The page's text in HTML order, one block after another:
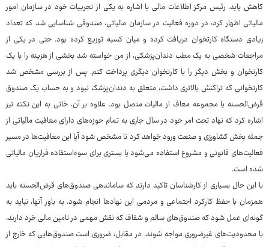
کاهش یابد. رئیس مرکز اطلاعات مالی با اشاره به یکی از تجربیات خود در سازمان امور
مالیاتی اظهار کرد: در دوره فعالیت در سازمان مالیاتی، صندوقی شناسایی شد که تعداد
زیادی دستگاه کارتخوان دریافت کرده و میان کسبه توزیع کرده بود. حتی در یکی از
مراجعات شخصی به یک مطب دندان‌پزشکی، از من خواسته شد بخشی از هزینه را با یک
کارتخوان و بخش دیگر را با کارتخوان دیگری پرداخت کنم. پس از بررسی مشخص شد
کارتخوانی که تراکنش بالاتری داشت، متعلق به دندان‌پزشک نبود و به حساب یک صندوق
قرض‌الحسنه یا مجموعه معاف از مالیات متصل بود. علاوه بر آن، خانی به این نکته نیز
اشاره کرد که نهاد تحت امر خود در سال جاری به تمام حوزه‌های دارای معافیت مالیاتی از
جمله بخش کشاورزی و صنعت ورود خواهد کرد تا مشخص شود آیا این معافیت‌ها در مسیر
فعالیت‌های قانونی و مشروع استفاده می‌شود یا بستری برای سوءاستفاده فراریان مالیاتی
شده است.
با این حال بسیاری از کارشناسان تاکید دارند که ساماندهی صندوق‌های قرض‌الحسنه باید
همزمان با حفظ کارکرد اجتماعی و مردمی این نهادها انجام شود. به باور آنها، نباید به
گونه‌ای عمل شود که صندوق‌های سالم و شفاف که نقش مهمی در تامین مالی خرد دارند،
با محدودیت‌های غیرضروری مواجه شوند. در مقابل، ضروری است صندوق‌هایی که خارج از